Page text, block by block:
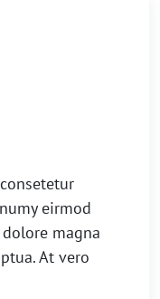
eirmod
magna
At vero